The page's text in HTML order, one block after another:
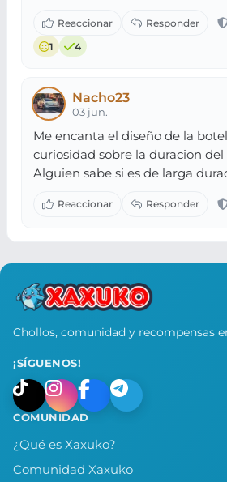
1 4
Nacho23
03 jun.
Me encanta el diseño de la
curiosidad sobre la duracion del
Alguien sabe si es de larga
Chollos, comunidad y recompensas
¡SÍGUENOS!
COMUNIDAD
¿Qué es Xaxuko?
Comunidad Xaxuko